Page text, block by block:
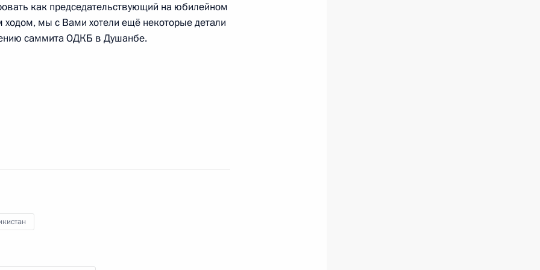
Великой
знаком «Житель
экспедиция «Ржев.
как председательствующий на юбилейном
мы с Вами хотели ещё некоторые детали
саммита ОДКБ в Душанбе.